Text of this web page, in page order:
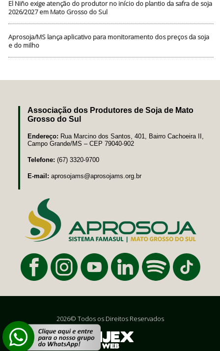
El Niño exige atenção do produtor no início do plantio da safra de soja
2026/2027 em Mato Grosso do Sul
Aprosoja/MS lança aplicativo para monitoramento dos preços da soja
e do milho
Associação dos Produtores de Soja de Mato
Grosso do Sul
Endereço: Rua Marcino dos Santos, 401, Bairro Cachoeira II,
Campo Grande/MS – CEP 79040-902
Telefone: (67) 3320-9700
E-mail: aprosojams@aprosojams.org.br
2026© Todos os Direitos Reservados